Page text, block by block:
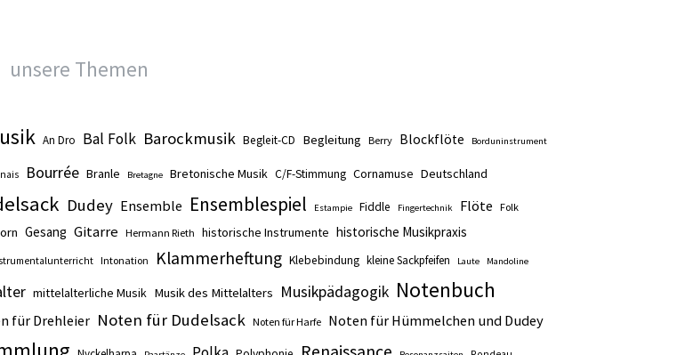
unsere Themen
An Dro Bal Folk Barockmusik Begleit-CD Begleitung Berry Blockflöte Borduninstrument
Bourrée Branle Bretagne Bretonische Musik C/F-Stimmung Cornamuse Deutschland
Dudey Ensemble Ensemblespiel Estampie Fiddle Fingertechnik Flöte Folk
Gesang Gitarre Hermann Rieth historische Instrumente historische Musikpraxis
Intonation Klammerheftung Klebebindung kleine Sackpfeifen Laute Mandoline
mittelalterliche Musik Musik des Mittelalters Musikpädagogik Notenbuch
für Drehleier Noten für Dudelsack Noten für Harfe Noten für Hümmelchen und Dudey